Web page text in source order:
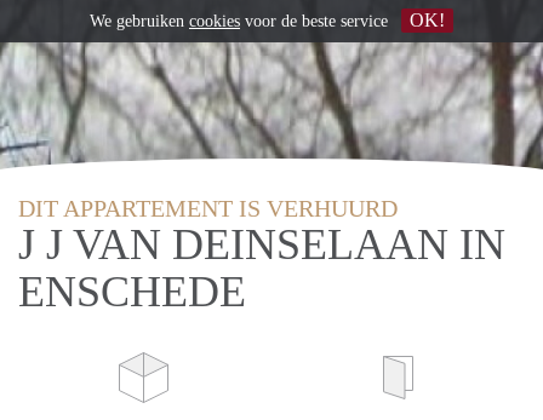
DIT APPARTEMENT IS VERHUURD
J J VAN DEINSELAAN IN
ENSCHEDE
We gebruiken cookies voor de beste service OK!